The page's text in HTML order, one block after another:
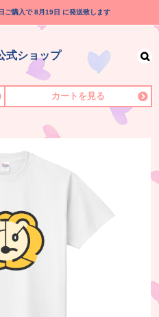
ご購入で8月19日 に発送致します
式ショップ
カートを見る